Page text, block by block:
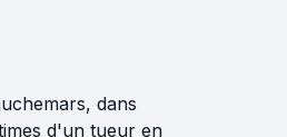
dans
d'un tueur en